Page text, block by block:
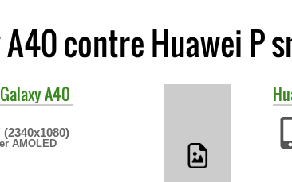
contre Huawei P
Galaxy A40
(2340x1080)
AMOLED